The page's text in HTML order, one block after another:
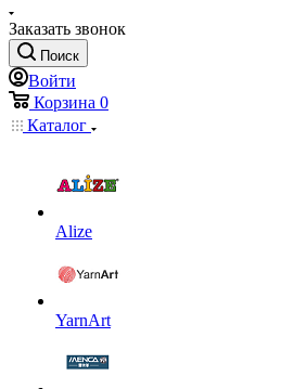
Заказать звонок
Поиск
Войти
Корзина 0
Каталог
Alize
YarnArt